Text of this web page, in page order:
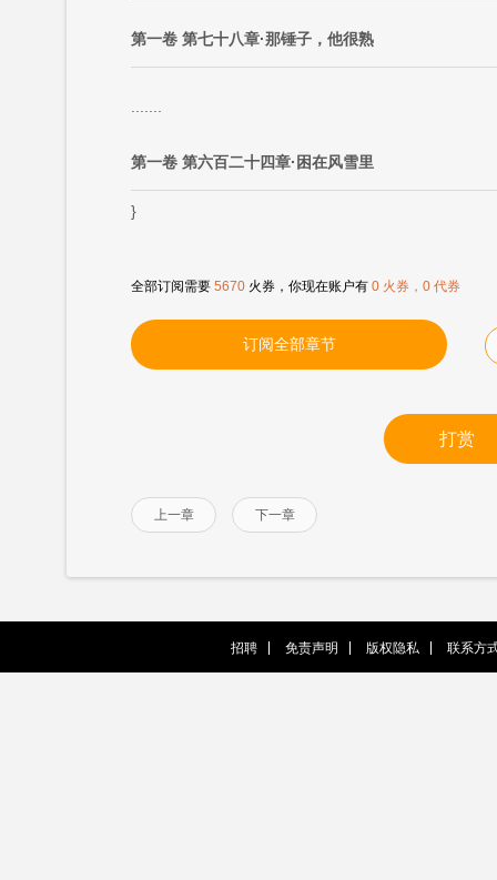
第一卷 第七十八章·那锤子，他很熟
第一卷 第六百二十四章·困在风雪里
}
全部订阅需要 5670 火券，你现在账户有 0 火券，0 代券
订阅全部章节
打赏
上一章 下一章
招聘 免责声明 版权隐私 联系方